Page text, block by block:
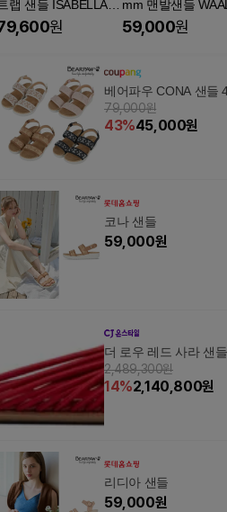
랩 샌들 ISABELLA 3
택1 K1553PBW 플
원
mm 맨발샌들
Barefoot Masai II
59,000원
베어파우 CONA 샌들
79,000원
43%45,000원
코나 샌들
59,000원
더 로우 레드 사라 샌
2,489,300원
14%2,140,800원
리디아 샌들
59,000원